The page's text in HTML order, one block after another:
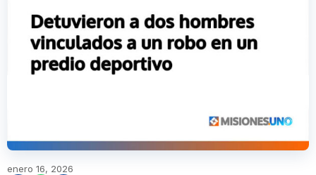
enero 16, 2026